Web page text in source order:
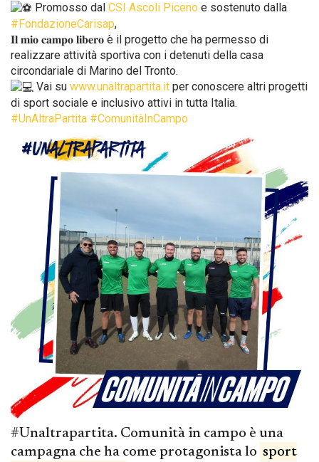
Promosso dal CSI Ascoli Piceno e sostenuto dalla
#FondazioneCarisap,
𝐈𝐥 𝐦𝐢𝐨 𝐜𝐚𝐦𝐩𝐨 𝐥𝐢𝐛𝐞𝐫𝐨 è il progetto che ha permesso di
realizzare attività sportiva con i detenuti della casa
circondariale di Marino del Tronto.
Vai su www.unaltrapartita.it per conoscere altri progetti
di sport sociale e inclusivo attivi in tutta Italia.
#UnAltraPartita #ComunitàInCampo
#Unaltrapartita. Comunità in campo è una
campagna che ha come protagonista lo sport